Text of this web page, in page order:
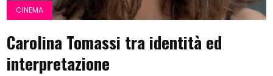
CINEMA
Carolina Tomassi tra identità ed
interpretazione